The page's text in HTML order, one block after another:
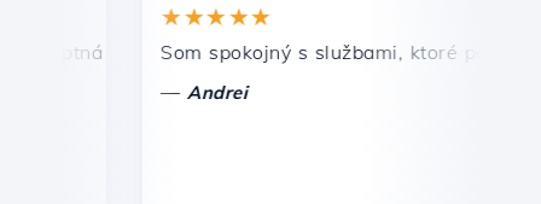
a efektívna technická podpora.
★★★★★
Som spokojný s službami, ktoré ponúka
Andrei